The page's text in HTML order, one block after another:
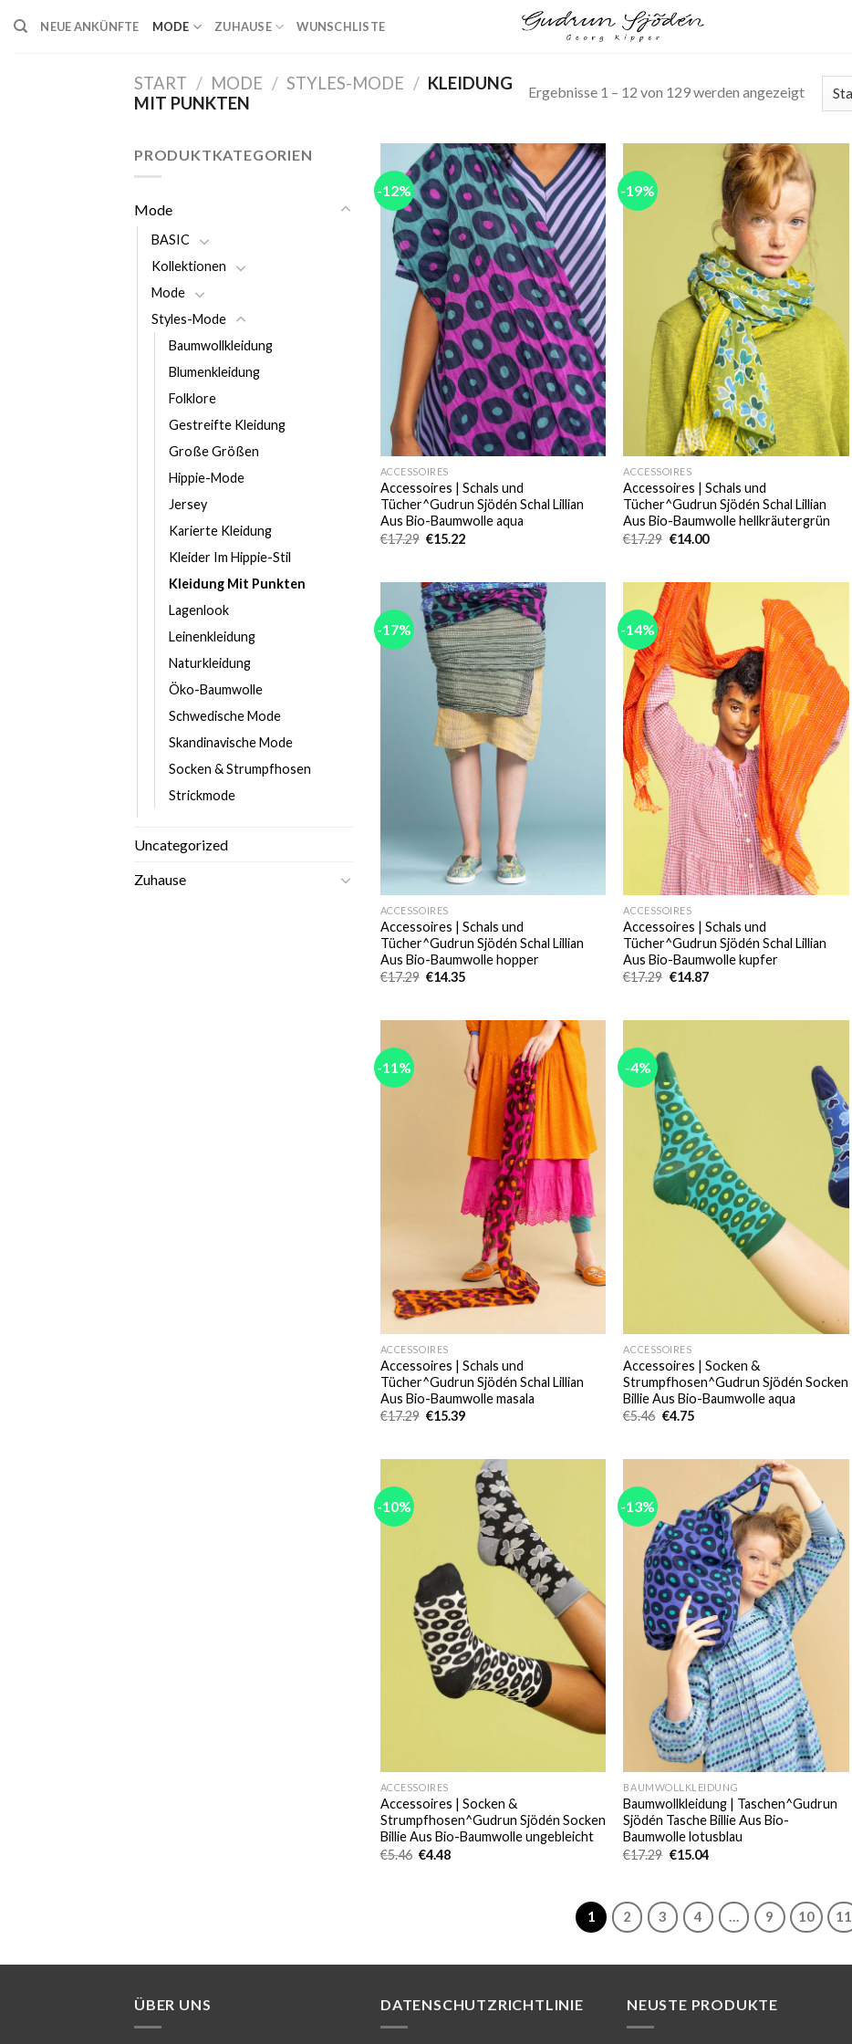
NEUE ANKÜNFTE MODE ZUHAUSE WUNSCHLISTE
START / MODE / STYLES-MODE / KLEIDUNG
MIT PUNKTEN
Ergebnisse 1 – 12 von 129 werden angezeigt
PRODUKTKATEGORIEN
Mode
BASIC
Kollektionen
Mode
Styles-Mode
Baumwollkleidung
Blumenkleidung
Folklore
Gestreifte Kleidung
Große Größen
Hippie-Mode
Jersey
Karierte Kleidung
Kleider Im Hippie-Stil
Kleidung Mit Punkten
Lagenlook
Leinenkleidung
Naturkleidung
Öko-Baumwolle
Schwedische Mode
Skandinavische Mode
Socken & Strumpfhosen
Strickmode
Uncategorized
Zuhause
-12%
Add to
wishlist
ACCESSOIRES
Accessoires | Schals und
Tücher^Gudrun Sjödén Schal Lillian
Aus Bio-Baumwolle aqua
€17.29 Ursprünglicher
€15.22Aktueller
-19%
Add to
wishlist
ACCESSOIRES
Accessoires | Schals und
Tücher^Gudrun Sjödén Schal Lillian
Aus Bio-Baumwolle hellkräutergrün
€17.29 Ursprünglicher
€14.00Aktueller
-17%
ACCESSOIRES
Accessoires | Schals und
Tücher^Gudrun Sjödén Schal Lillian
Aus Bio-Baumwolle hopper
€17.29 Ursprünglicher
€14.35Aktueller
-14%
Add to
wishlist
ACCESSOIRES
Accessoires | Schals und
Tücher^Gudrun Sjödén Schal Lillian
Aus Bio-Baumwolle kupfer
€17.29 Ursprünglicher
€14.87Aktueller
-11%
Add to
wishlist
ACCESSOIRES
Accessoires | Schals und
Tücher^Gudrun Sjödén Schal Lillian
Aus Bio-Baumwolle masala
€17.29 Ursprünglicher
€15.39Aktueller
-4%
Add to
wishlist
ACCESSOIRES
Accessoires | Socken &
Strumpfhosen^Gudrun Sjödén Socken
Billie Aus Bio-Baumwolle aqua
€5.46 Ursprünglicher
€4.75Aktueller
-10%
ACCESSOIRES
Accessoires | Socken &
Strumpfhosen^Gudrun Sjödén Socken
Billie Aus Bio-Baumwolle ungebleicht
€5.46 Ursprünglicher
€4.48Aktueller
-13%
Add to
wishlist
BAUMWOLLKLEIDUNG
Baumwollkleidung | Taschen^Gudrun
Sjödén Tasche Billie Aus Bio-
Baumwolle lotusblau
€17.29 Ursprünglicher
€15.04Aktueller
1 2 3 4 … 9 10 11
ÜBER UNS DATENSCHUTZRICHTLINIE NEUSTE PRODUKTE